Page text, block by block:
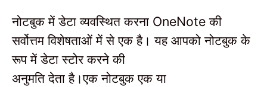
नोटबुक में डेटा व्यवस्थित करना OneNoteकी
सर्वोत्तम विशेषताओं में से एक है। यह आपको नोटबुक के
रूप में डेटा स्टोर करने की
अनुमति देता है।एक नोटबुक एक या